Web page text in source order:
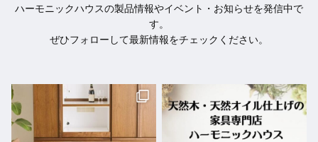
ハーモニックハウスの製品情報やイベント・お知らせを発信中で
す。
ぜひフォローして最新情報をチェックください。